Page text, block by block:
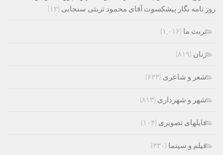
روز نامه نگار پیشکسوت آقای محمود تربتی سنجابی (۱۲)
تربت ما (۱,۰۱۶)
زنان (۸۱۹)
شعر و شاعری (۶۲۳)
شهر و شهرداری (۸۱۳)
فایلهای تصویری (۱۰۴)
فیلم و سینما (۳۳۰)